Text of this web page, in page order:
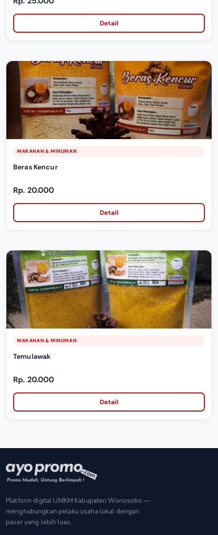
Detail
MAKANAN & MINUMAN
Beras Kencur
Rp. 20.000
Detail
MAKANAN & MINUMAN
Temulawak
Rp. 20.000
Detail
Platform digital UMKM Kabupaten Wonosobo —
menghubungkan pelaku usaha lokal dengan
pasar yang lebih luas.